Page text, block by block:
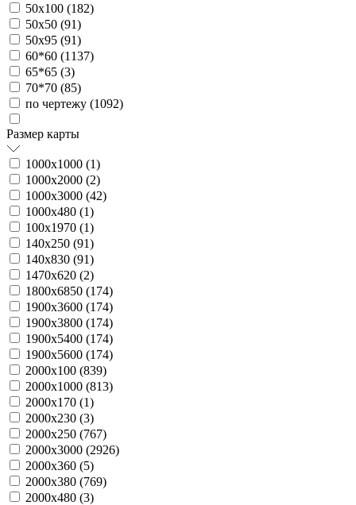
50х100 (182)
50х50 (91)
50х95 (91)
60*60 (1137)
65*65 (3)
70*70 (85)
по чертежу (1092)
Размер карты
1000х1000 (1)
1000х2000 (2)
1000х3000 (42)
1000х480 (1)
100х1970 (1)
140х250 (91)
140х830 (91)
1470х620 (2)
1800х6850 (174)
1900х3600 (174)
1900х3800 (174)
1900х5400 (174)
1900х5600 (174)
2000х100 (839)
2000х1000 (813)
2000х170 (1)
2000х230 (3)
2000х250 (767)
2000х3000 (2926)
2000х360 (5)
2000х380 (769)
2000х480 (3)